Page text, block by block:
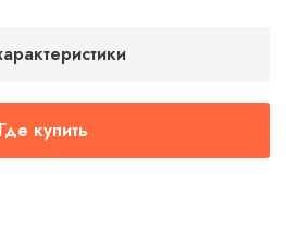
Где купить